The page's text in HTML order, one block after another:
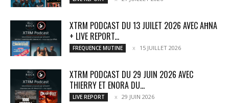
XTRM PODCAST DU 13 JUILET 2026 AVEC AĦNA
+ LIVE REPORT...
FREQUENCE MUTINE 15 JUILLET 2026
XTRM PODCAST DU 29 JUIN 2026 AVEC
THIERRY ET ENORA DU...
LIVE REPORT 29 JUIN 2026